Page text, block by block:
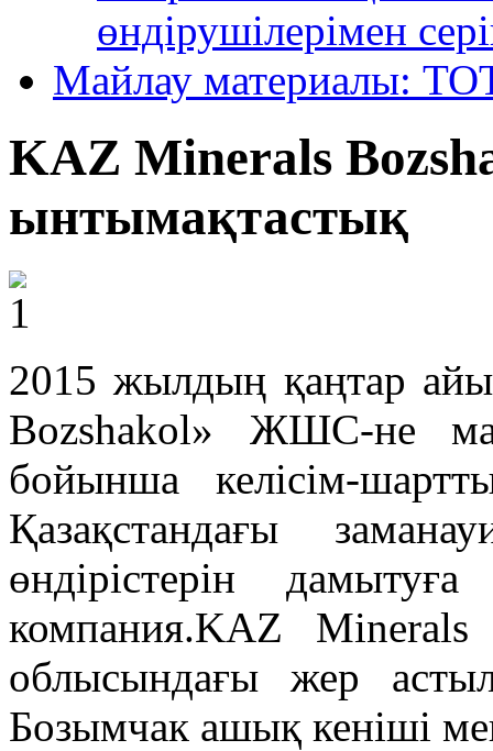
өндірушілерімен
Майлау материалы:
KAZ Minerals
ынтымақтастық
2015 жылдың қаңтар
Bozshakol» ЖШС-не
бойынша келісім-
Қазақстандағы
өндірістерін
компания.KAZ
облысындағы жер
Бозымчак ашық кеніші